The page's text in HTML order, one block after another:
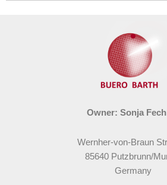
Owner: Sonja
Wernher-von-Braun
85640 Putzbrunn/
Germany